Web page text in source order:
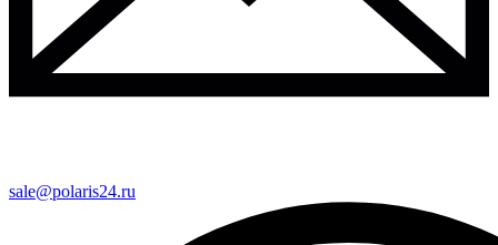
sale@polaris24.ru